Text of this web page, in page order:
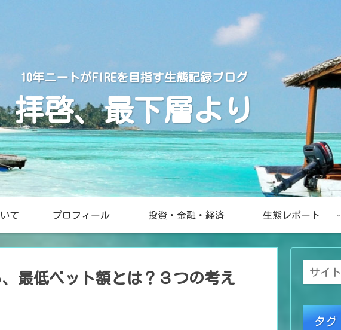
10年ニートがFIREを目指す生態記録ブログ
拝啓、最下層より
て プロフィール 投資・金融・経済 生態レポート
最低ベット額とは？３つの考え
タグ